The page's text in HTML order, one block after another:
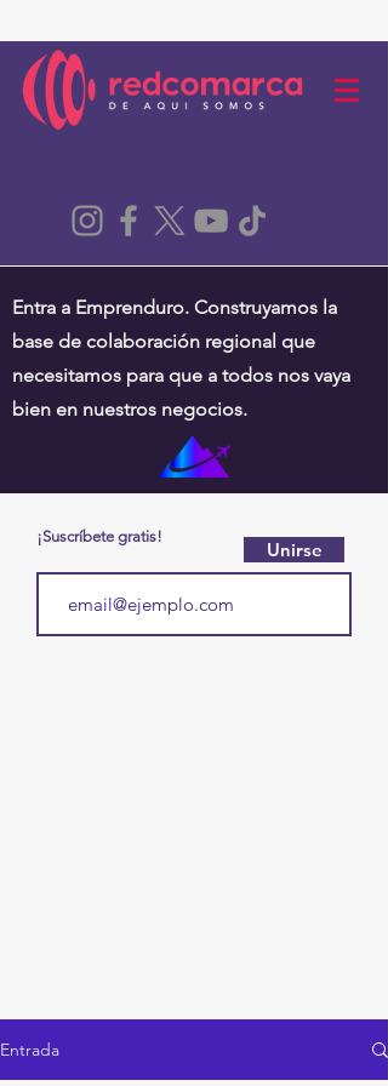
Entra a Emprenduro. Construyamos la
base de colaboración regional que
necesitamos para que a todos nos vaya
bien en nuestros negocios.
¡Suscríbete gratis!
Unirse
Entrada